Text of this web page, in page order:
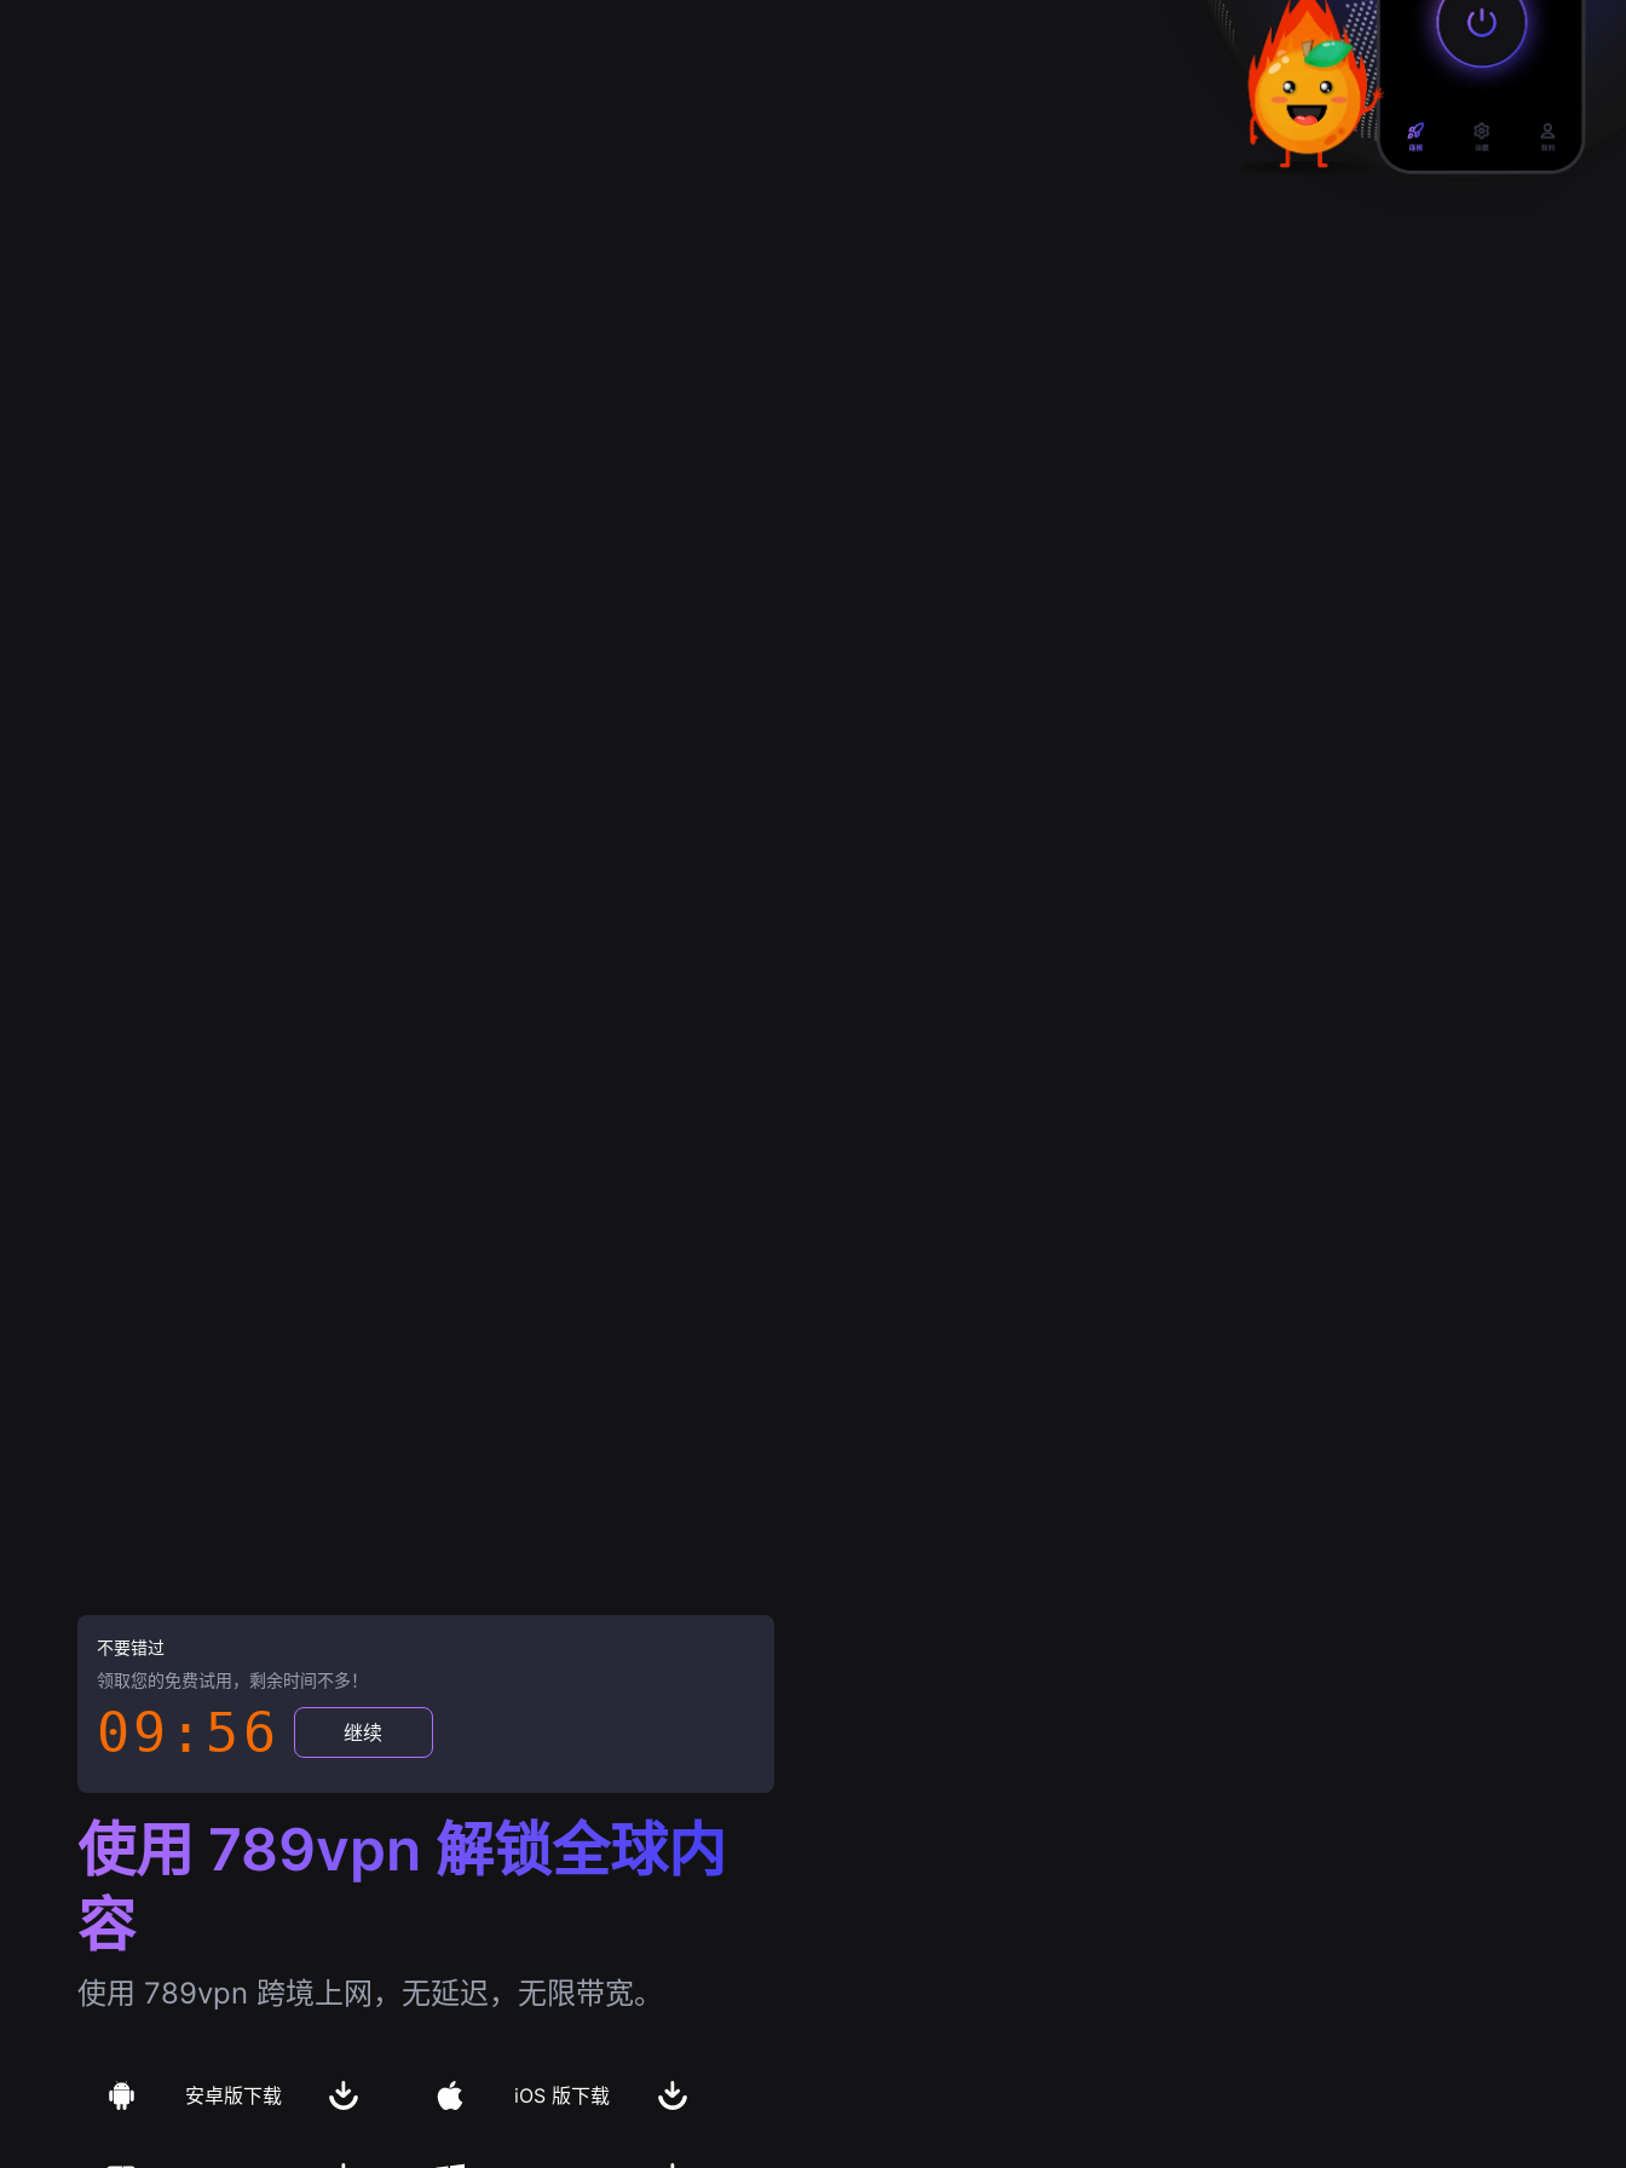
不要错过
领取您的免费试用，剩余时间不多！
09:55 继续
使用 789vpn 解锁全球内
容
使用 789vpn 跨境上网，无延迟，无限带宽。
安卓版下载 iOS 版下载